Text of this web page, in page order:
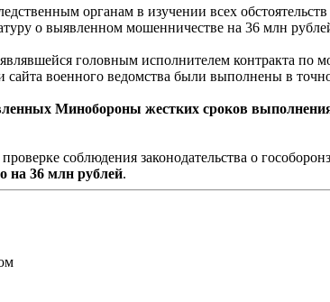
органам в изучении всех
о выявленном мошенничестве на 36 млн
головным исполнителем контракта по
сайта военного ведомства были выполнены в
Минобороны жестких сроков
соблюдения законодательства о
на 36 млн рублей.